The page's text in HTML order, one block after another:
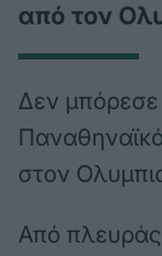
από τον
Δεν μπόρεσε
στον
Από